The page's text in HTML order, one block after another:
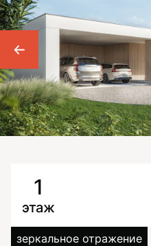
1
этаж
зеркальное отражение